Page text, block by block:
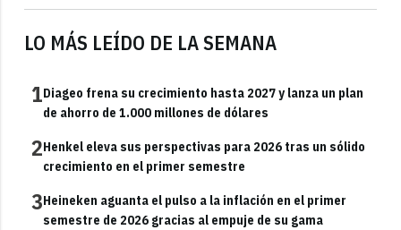
LO MÁS LEÍDO DE LA SEMANA
1Diageo frena su crecimiento hasta 2027 y lanza un plan
de ahorro de 1.000 millones de dólares
2Henkel eleva sus perspectivas para 2026 tras un sólido
crecimiento en el primer semestre
3Heineken aguanta el pulso a la inflación en el primer
semestre de 2026 gracias al empuje de su gama